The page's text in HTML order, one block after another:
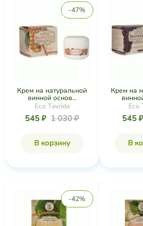
-47%
Крем на натуральной
винной основ...
Eco Tavrida
545 ₽ 1 030 ₽
В корзину
Крем на
Eco
545 ₽
В
-42%